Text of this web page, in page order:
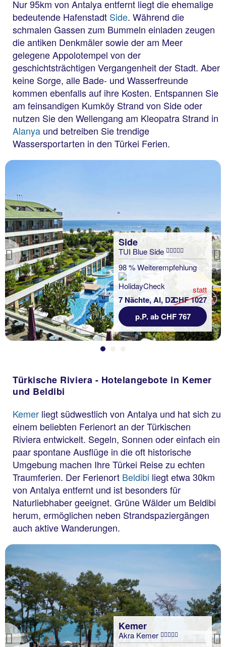
Nur 95km von Antalya entfernt liegt die ehemalige
bedeutende Hafenstadt Side. Während die
schmalen Gassen zum Bummeln einladen zeugen
die antiken Denkmäler sowie der am Meer
gelegene Appolotempel von der
geschichtsträchtigen Vergangenheit der Stadt. Aber
keine Sorge, alle Bade- und Wasserfreunde
kommen ebenfalls auf ihre Kosten. Entspannen Sie
am feinsandigen Kumköy Strand von Side oder
nutzen Sie den Wellengang am Kleopatra Strand in
Alanya und betreiben Sie trendige
Wassersportarten in den Türkei Ferien.
Previous
Side
TUI Blue Side
98 % Weiterempfehlung
7 Nächte, AI, DZ
statt
CHF 1027
p.P. ab CHF 767
Türkische Riviera - Hotelangebote in Kemer
und Beldibi
Kemer liegt südwestlich von Antalya und hat sich zu
einem beliebten Ferienort an der Türkischen
Riviera entwickelt. Segeln, Sonnen oder einfach ein
paar spontane Ausflüge in die oft historische
Umgebung machen Ihre Türkei Reise zu echten
Traumferien. Der Ferienort Beldibi liegt etwa 30km
von Antalya entfernt und ist besonders für
Naturliebhaber geeignet. Grüne Wälder um Beldibi
herum, ermöglichen neben Strandspaziergängen
auch aktive Wanderungen.
Kemer
Akra Kemer